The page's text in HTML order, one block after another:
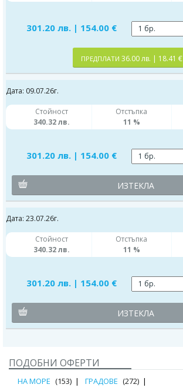
301.20 лв. | 154.00 €
ПРЕДПЛАТИ 36.00 лв. | 18.41 €
Дата: 09.07.26г.
Стойност
340.32 лв.
Отстъпка
11 %
301.20 лв. | 154.00 €
ИЗТЕКЛА
Дата: 23.07.26г.
Стойност
340.32 лв.
Отстъпка
11 %
301.20 лв. | 154.00 €
ИЗТЕКЛА
ПОДОБНИ ОФЕРТИ
НА МОРЕ (153) ГРАДОВЕ (272)